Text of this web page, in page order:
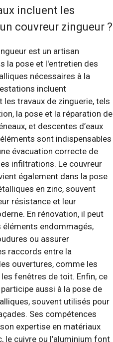
incluent les
couvreur zingueur ?
est un artisan
la pose et l'entretien des
nécessaires à la
incluent
les travaux de zinguerie, tels
la pose et la réparation de
et descentes d’eaux
sont indispensables
évacuation correcte de
infiltrations. Le couvreur
également dans la pose
en zinc, souvent
résistance et leur
En rénovation, il peut
éléments endommagés,
ou assurer
raccords entre la
ouvertures, comme les
fenêtres de toit. Enfin, ce
aussi à la pose de
souvent utilisés pour
Ses compétences
expertise en matériaux
le cuivre ou l’aluminium font